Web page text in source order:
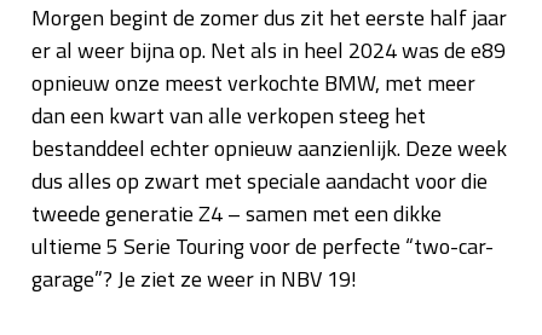
Morgen begint de zomer dus zit het eerste half jaar
er al weer bijna op. Net als in heel 2024 was de e89
opnieuw onze meest verkochte BMW, met meer
dan een kwart van alle verkopen steeg het
bestanddeel echter opnieuw aanzienlijk. Deze week
dus alles op zwart met speciale aandacht voor die
tweede generatie Z4 – samen met een dikke
ultieme 5 Serie Touring voor de perfecte “two-car-
garage”? Je ziet ze weer in NBV 19!